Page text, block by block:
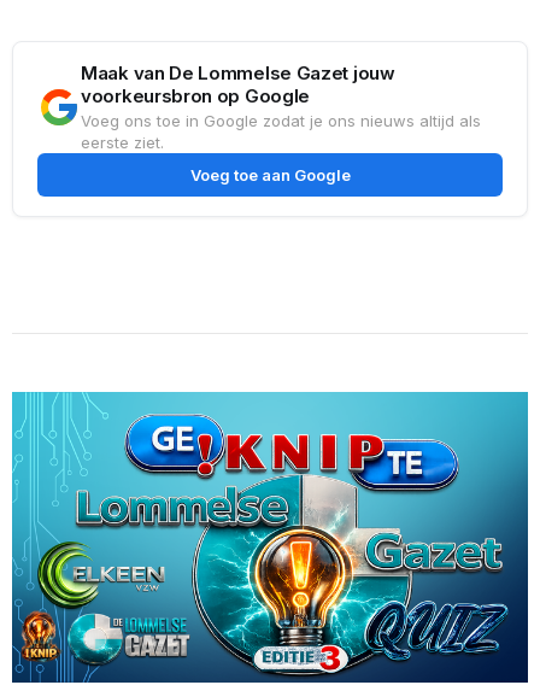
Maak van De Lommelse Gazet jouw
voorkeursbron op Google
Voeg ons toe in Google zodat je ons nieuws altijd als
eerste ziet.
Voeg toe aan Google